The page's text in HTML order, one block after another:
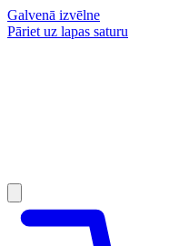
Galvenā izvēlne
Pāriet uz lapas saturu